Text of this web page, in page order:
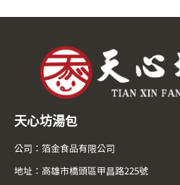
天心坊湯包
公司：箔金食品有限公司
地址：高雄市橋頭區甲昌路225號